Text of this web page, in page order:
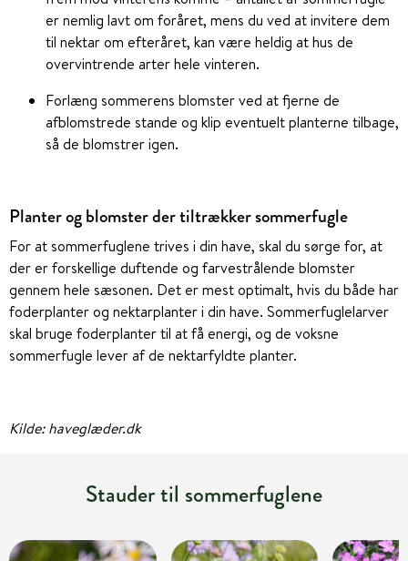
er nemlig lavt om foråret, mens du ved at invitere dem
til nektar om efteråret, kan være heldig at hus de
overvintrende arter hele vinteren.
Forlæng sommerens blomster ved at fjerne de
afblomstrede stande og klip eventuelt planterne tilbage,
så de blomstrer igen.
Planter og blomster der tiltrækker sommerfugle
For at sommerfuglene trives i din have, skal du sørge for, at
der er forskellige duftende og farvestrålende blomster
gennem hele sæsonen. Det er mest optimalt, hvis du både har
foderplanter og nektarplanter i din have. Sommerfuglelarver
skal bruge foderplanter til at få energi, og de voksne
sommerfugle lever af de nektarfyldte planter.
Kilde: haveglæder.dk
Stauder til sommerfuglene